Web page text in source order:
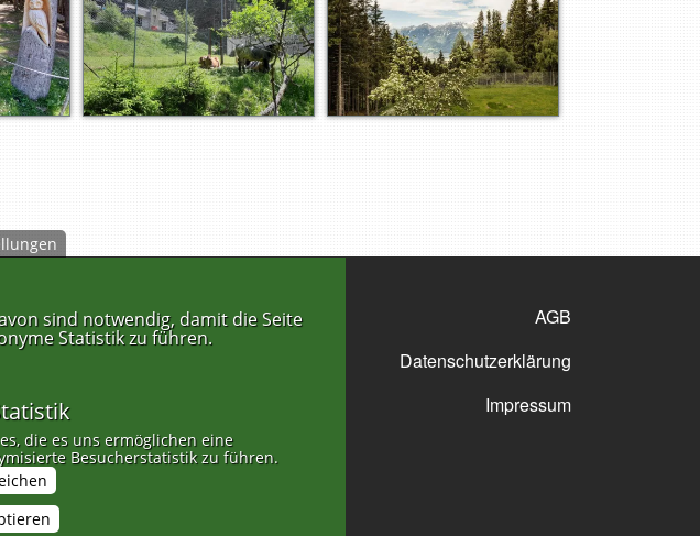
AGB
Datenschutzerklärung
Impressum
sind notwendig, damit die Seite
Statistik zu führen.
die es uns ermöglichen eine
Besucherstatistik zu führen.